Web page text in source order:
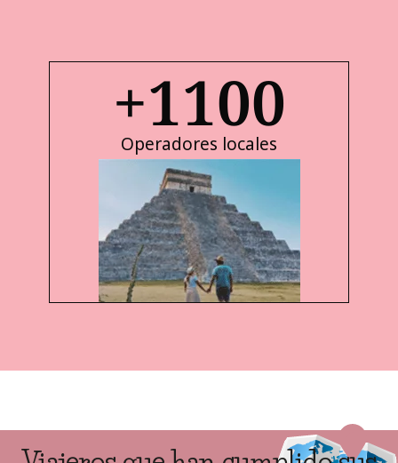
Operadores locales
+1100